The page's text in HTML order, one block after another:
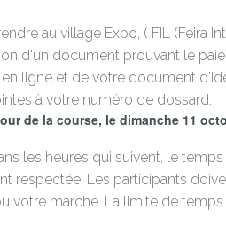
au village Expo, ( FIL (Feira
d'un document prouvant le
ligne et de votre document
à votre numéro de dossard.
de la course, le dimanche 11
les heures qui suivent, le
respectée. Les participants
votre marche. La limite de